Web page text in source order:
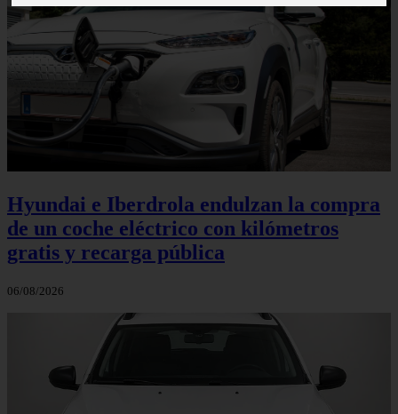
Hyundai e Iberdrola endulzan la compra
de un coche eléctrico con kilómetros
gratis y recarga pública
06/08/2026